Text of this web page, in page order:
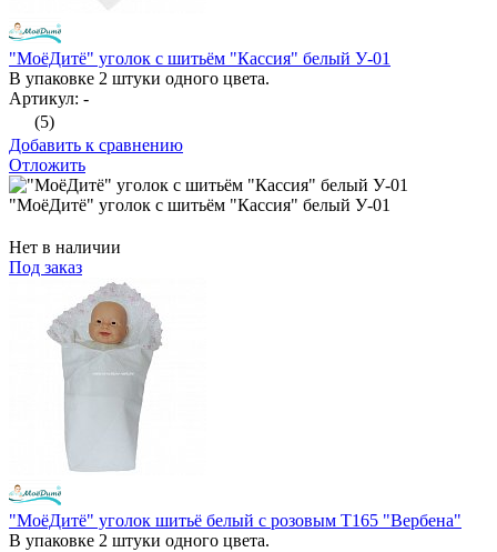
"МоёДитё" уголок с шитьём "Кассия" белый У-01
В упаковке 2 штуки одного цвета.
Артикул: -
(5)
Добавить к сравнению
Отложить
"МоёДитё" уголок с шитьём "Кассия" белый У-01
Нет в наличии
Под заказ
"МоёДитё" уголок шитьё белый с розовым Т165 "Вербена"
В упаковке 2 штуки одного цвета.